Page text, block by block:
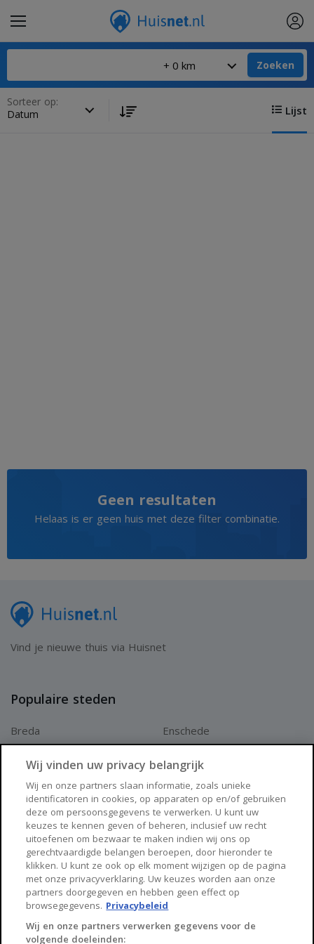
Zoeken
Sorteer op:
Lijst
Geen resultaten
Helaas is er geen huis met deze filter combinatie.
Vind je nieuwe thuis via Huisnet
Populaire steden
Breda
Arnhem
Enschede
Zwolle
Huisnet
Over Huisnet
Algemene voorwaarden
Privacybeleid
Wij vinden uw privacy belangrijk
Wij en onze partners slaan informatie, zoals unieke
identificatoren in cookies, op apparaten op en/of gebruiken
deze om persoonsgegevens te verwerken. U kunt uw
keuzes te kennen geven of beheren, inclusief uw recht
uitoefenen om bezwaar te maken indien wij ons op
gerechtvaardigde belangen beroepen, door hieronder te
klikken. U kunt ze ook op elk moment wijzigen op de pagina
met onze privacyverklaring. Uw keuzes worden aan onze
partners doorgegeven en hebben geen effect op
browsegegevens. Privacybeleid
Wij en onze partners verwerken gegevens voor de
volgende doeleinden: